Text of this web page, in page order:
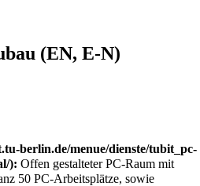
(EN, E-N)
: Offen gestalteter PC-Raum mit
50 PC-Arbeitsplätze, sowie